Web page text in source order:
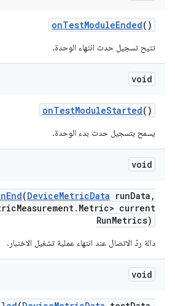
onTestModuleEnded()
تتيح تسجيل حدث انتهاء الوحدة.
void
onTestModuleStarted()
يسمح بتسجيل حدث بدء الوحدة.
void
End(DeviceMetricData runData ,
Measurement. Metric> current
RunMetrics)
دالة ردّ الاتصال عند انتهاء عملية تشغيل الاختبار.
void